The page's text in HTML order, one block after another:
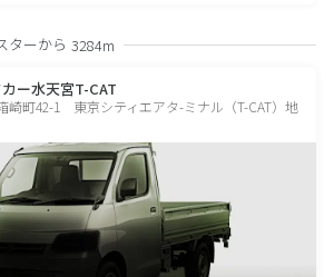
ターから 3284m
ー水天宮T-CAT
崎町42-1 東京シティエアタ-ミナル（T-CAT）地